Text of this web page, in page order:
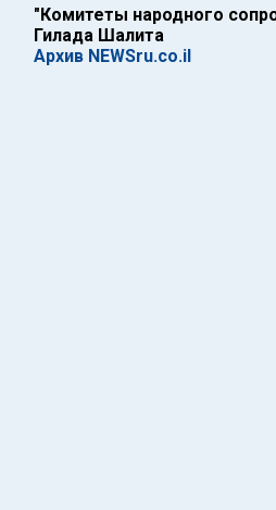
"Комитеты народного
Гилада Шалита
Архив NEWSru.co.il